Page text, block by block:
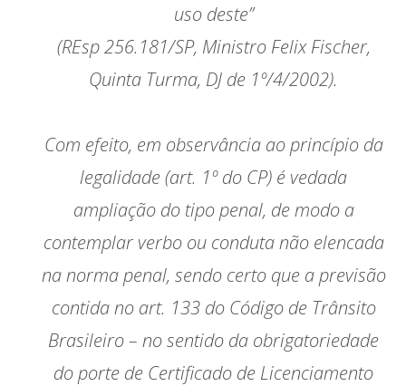
uso deste”
(REsp 256.181/SP, Ministro Felix Fischer,
Quinta Turma, DJ de 1º/4/2002).
Com efeito, em observância ao princípio da
legalidade (art. 1º do CP) é vedada
ampliação do tipo penal, de modo a
contemplar verbo ou conduta não elencada
na norma penal, sendo certo que a previsão
contida no art. 133 do Código de Trânsito
Brasileiro – no sentido da obrigatoriedade
do porte de Certificado de Licenciamento